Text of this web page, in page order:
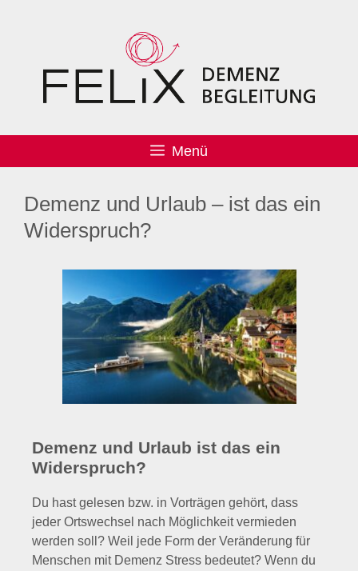
Menü
Demenz und Urlaub – ist das ein
Widerspruch?
Demenz und Urlaub ist das ein
Widerspruch?
Du hast gelesen bzw. in Vorträgen gehört, dass
jeder Ortswechsel nach Möglichkeit vermieden
werden soll? Weil jede Form der Veränderung für
Menschen mit Demenz Stress bedeutet? Wenn du